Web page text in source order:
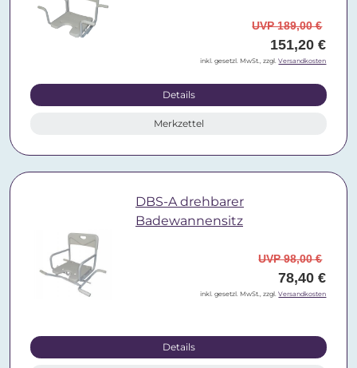
UVP 189,00 €
151,20 €
inkl. gesetzl. MwSt., zzgl.Versandkosten
Details
Merkzettel
DBS-A drehbarer
Badewannensitz
UVP 98,00 €
78,40 €
inkl. gesetzl. MwSt., zzgl.Versandkosten
Details